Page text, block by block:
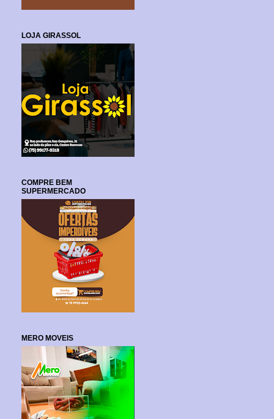
LOJA GIRASSOL
COMPRE BEM
SUPERMERCADO
MERO MOVEIS